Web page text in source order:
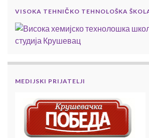
VISOKA TEHNIČKO TEHNOLOŠKA
MEDIJSKI PRIJATELJI